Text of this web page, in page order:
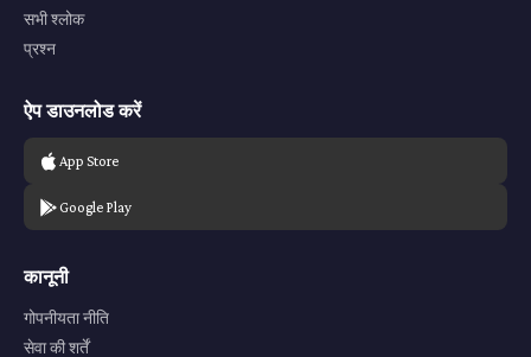
सभी श्लोक
प्रश्न
ऐप डाउनलोड करें
App Store
Google Play
कानूनी
गोपनीयता नीति
सेवा की शर्तें